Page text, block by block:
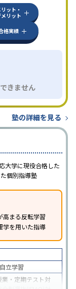
ット・
リット
格実績
きません
塾の詳細を見る
大学に現役合格した
個別指導塾
高まる反転学習
学を用いた指導
自立学習
業・定期テスト対